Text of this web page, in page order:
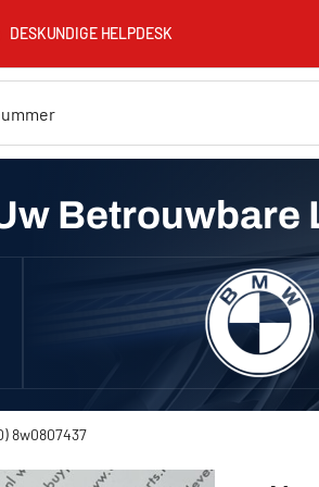
DESKUNDIGE HELPDESK
Betrouwbare
8w0807437